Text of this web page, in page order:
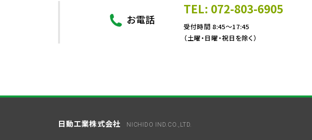
お電話
TEL: 072-803-6905
受付時間 8:45～17:45
（土曜・日曜・祝日を除く）
日動工業株式会社 NICHIDO IND.CO.,LTD.